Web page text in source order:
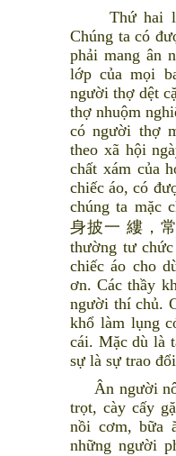
Thứ hai là
Chúng ta có
phải mang ân
lớp của mọi
người thợ dệt
thợ nhuộm
có người thợ
theo xã hội
chất xám của
chiếc áo, có
chúng ta mặc
身披一 縷，
thường tư
chiếc áo cho
ơn. Các thầy
người thí chủ.
khổ làm lụng
cái. Mặc dù là
sự là sự trao
Ân người
trọt, cày cấy
nồi cơm, bữa
những người